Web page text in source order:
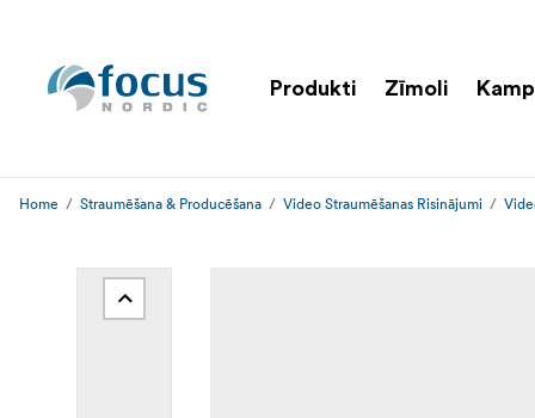
Produkti Zīmoli
Home Straumēšana & Producēšana Video Straumēšanas Risinājumi